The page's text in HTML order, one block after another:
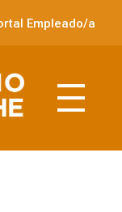
Empleado/a